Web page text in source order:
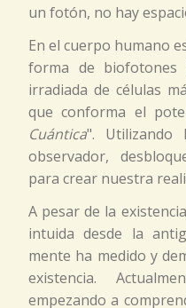
un fotón, no hay
En el cuerpo humano
forma de biofotones
irradiada de células
que conforma el
Cuántica". Utilizando
observador,
para crear nuestra
A pesar de la
intuida desde la
mente ha medido y
existencia.
empezando a